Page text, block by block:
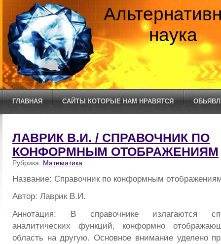
наука
ГЛАВНАЯ САЙТЫ КОТОРЫЕ НАМ НРАВЯТСЯ
ЛАВРИК В.И. / СПРАВОЧНИК ПО
КОНФОРМНЫМ ОТОБРАЖЕНИЯМ
Рубрика: Математика
Название: Справочник по конформным
Автор: Лаврик В.И.
Аннотация: В справочнике излагаются
аналитических функций, конформно
область на другую. Основное внимание уделено